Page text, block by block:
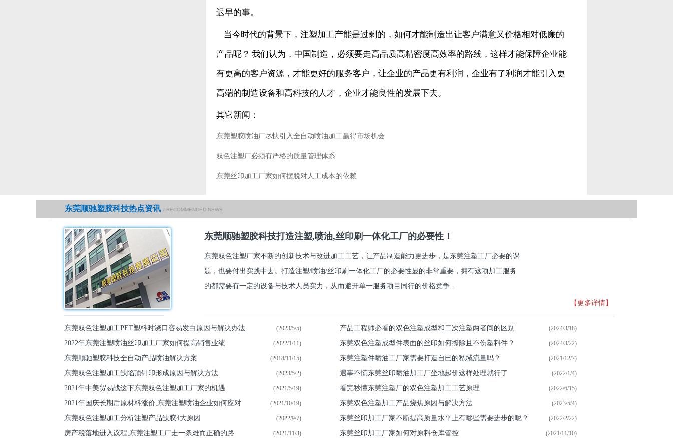
迟早的事。
当今时代的背景下，注塑加工产能是过剩的，如何才能制造出让客户满意又价格相对低廉的
产品呢？ 我们认为，中国制造，必须要走高品质高精密度高效率的路线，这样才能保障企业能
有更高的客户资源，才能更好的服务客户，让企业的产品更有利润，企业有了利润才能引入更
高端的制造设备和高科技的人才，企业才能良性的发展下去。
其它新闻：
东莞塑胶喷油厂尽快引入全自动喷油加工赢得市场机会
双色注塑厂必须有严格的质量管理体系
东莞丝印加工厂家如何摆脱对人工成本的依赖
东莞顺驰塑胶科技热点资讯 / RECOMMENDED NEWS
东莞顺驰塑胶科技打造注塑,喷油,丝印刷一体化工厂的必要性！
东莞双色注塑厂家不断的创新技术与改进加工工艺，让产品制造能力更进步，是东莞注塑工厂必要的课
题，也要付出实践中去。打造注塑/喷油/丝印刷一体化工厂的必要性显的非常重要，拥有这项加工服务
的都需要有一定的设备与技术人员实力，从而避开单一服务项目同行的价格竟争...
【更多详情】
(2023/5/5)
东莞双色注塑加工PET塑料时浇口容易发白原因与解决办法 (2024/3/18)
产品工程师必看的双色注塑成型和二次注塑两者间的区别
(2022/1/11)
2022年东莞注塑喷油丝印加工厂家如何提高销售业绩 (2024/3/22)
东莞双色注塑成型件表面的丝印如何摖除且不伤塑料件？
(2018/11/15)
东莞顺驰塑胶科技全自动产品喷油解决方案 (2021/12/7)
东莞注塑件喷油​工厂家需要打造自已的私域流量吗？
(2023/5/2)
东莞双色注塑加工缺陷顶针印形成原因与解决方法 (2022/1/4)
遇事不慌东莞丝印喷油加工厂坐地起价这样处理就行了
(2021/5/19)
2021年中美贸易战这下东莞双色注塑加工厂家的机遇 (2022/6/15)
看完秒懂东莞注塑厂的双色注塑加工工艺原理
(2021/10/19)
2021年国庆长期后原材料涨价,东莞注塑喷油企业如何应对 (2023/5/4)
东莞双色注塑加工产品烧焦原因与解决方法
(2022/9/7)
东莞双色注塑加工分析注塑产品缺胶4大原因 (2022/2/22)
东莞丝印加工厂家不断提高质量水平上有哪些需要进步的呢？
(2021/11/3)
房产税落地进入议程,东莞注塑工厂走一条难而正确的路 (2021/11/10)
东莞丝印加工厂家如何对原料仓库管控